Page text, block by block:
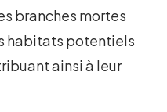
branches mortes
habitats potentiels
ainsi à leur